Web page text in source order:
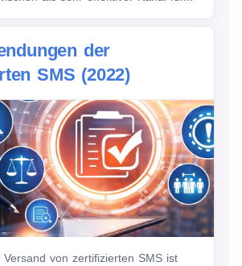
der
SMS (2022)
Versand von zertifizierten SMS ist